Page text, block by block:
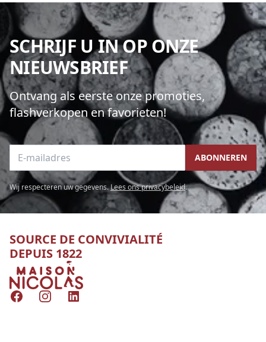
SCHRIJF U IN OP ONZE
NIEUWSBRIEF
Ontvang als eerste onze promoties,
flashverkopen en favorieten!
E-mailadres ABONNEREN
Wij respecteren uw gegevens.Lees ons privacybeleid.
SOURCE DE CONVIVIALITÉ
DEPUIS 1822
Nicolas
FacebookInstagramLinkedIn